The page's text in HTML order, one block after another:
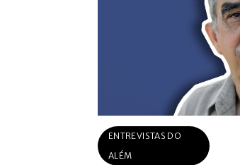
ENTREVISTAS DO
ALÉM